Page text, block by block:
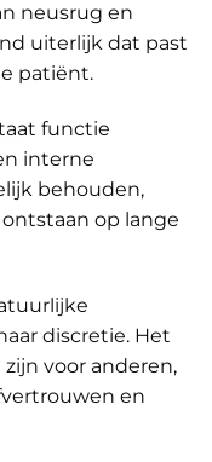
neusrug en
uiterlijk dat past
patiënt.
functie
interne
behouden,
op lange
discretie. Het
voor anderen,
en